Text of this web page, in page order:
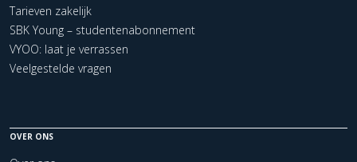
Tarieven zakelijk
SBK Young – studentenabonnement
VYOO: laat je verrassen
Veelgestelde vragen
OVER ONS